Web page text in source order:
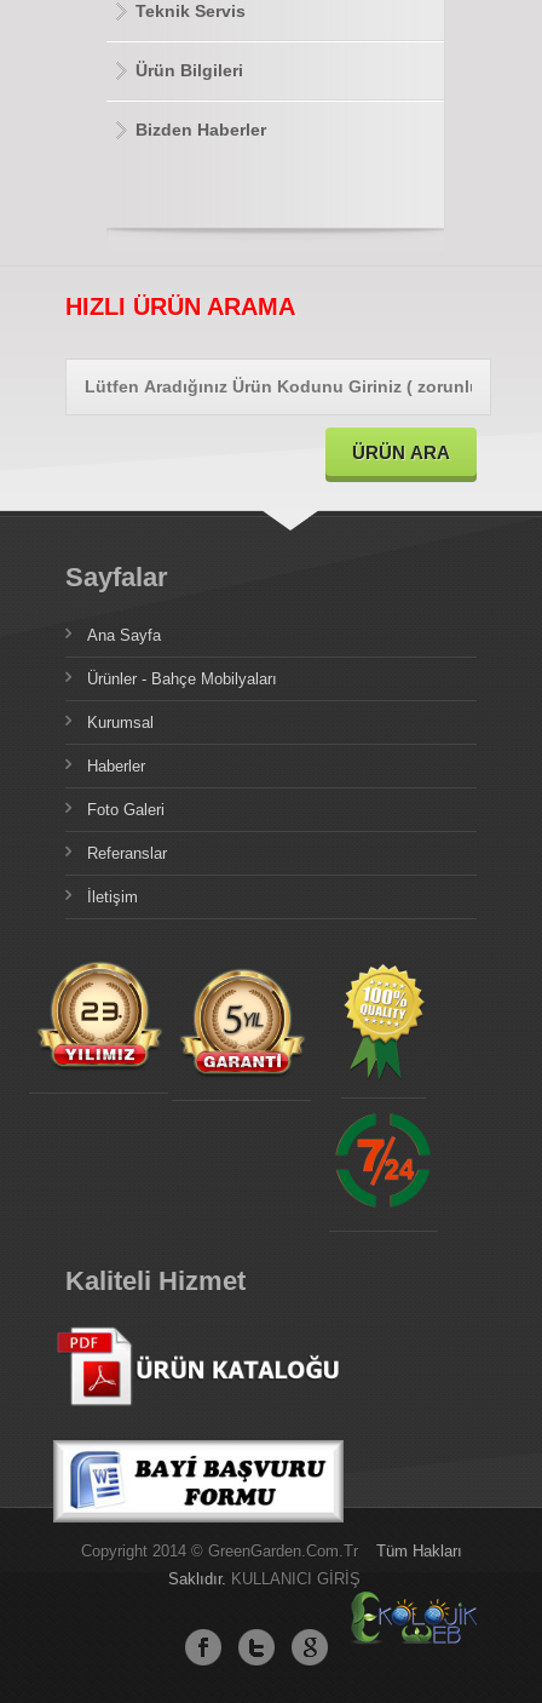
Teknik Servis
Ürün Bilgileri
Bizden Haberler
HIZLI ÜRÜN ARAMA
Sayfalar
Ana Sayfa
Ürünler - Bahçe Mobilyaları
Kurumsal
Haberler
Foto Galeri
Referanslar
İletişim
Kaliteli Hizmet
Copyright 2014 © GreenGarden.com.tr
Tüm Hakları
Saklıdır. KULLANICI GİRİŞ